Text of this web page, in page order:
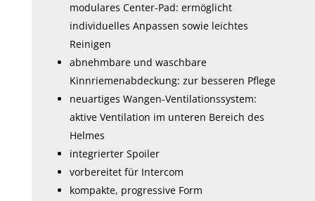
modulares Center-Pad: ermöglicht
individuelles Anpassen sowie leichtes
Reinigen
abnehmbare und waschbare
Kinnriemenabdeckung: zur besseren Pflege
neuartiges Wangen-Ventilationssystem:
aktive Ventilation im unteren Bereich des
Helmes
integrierter Spoiler
vorbereitet für Intercom
kompakte, progressive Form